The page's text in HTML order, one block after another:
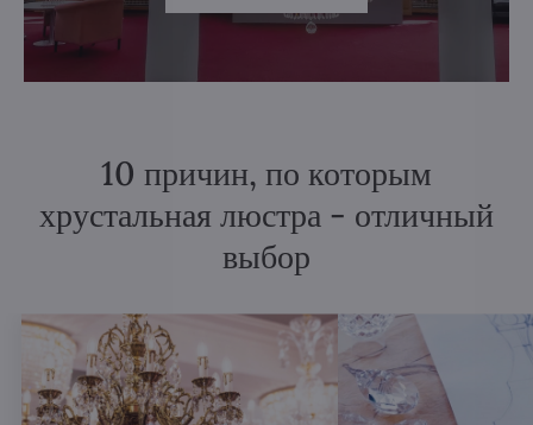
10 причин, по которым
хрустальная люстра - отличный
выбор